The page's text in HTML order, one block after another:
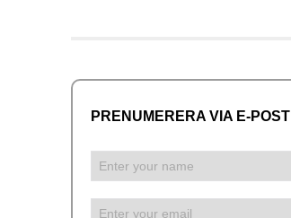
PRENUMERERA VIA E-POST